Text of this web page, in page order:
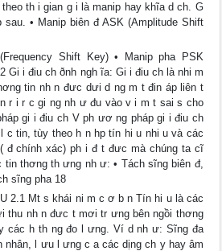
th i gian g i là manip hay khĩa d ch. G
• Manip biên đ ASK (Amplitude Shift
Shift Key) • Manip pha PSK
Gi i điu ch ðnh ngh ĩa: Gi i điu ch là nhi m
tin nh n đưc dưi d ng m t đin áp liên t
r i r c gi ng nh ư đu vào v i m t sai s cho
gi i điu ch V ph ươ ng pháp gi i điu ch
c tin, tùy theo h n hp tín hi u nhi u và các
chính xác) ph i đ t đưc mà chúng ta cĩ
thơng th ưng nh ư: • Tách sĩng biên đ,
sĩng pha 18
2.1 Mt s khái ni m c ơ b n Tín hi u là các
thu nh n đưc t mơi tr ưng bên ngồi thơng
các h th ng đo l ưng. Ví d nh ư: Sĩng đa
nhân, l ưu l ưng c a các dịng ch y hay âm